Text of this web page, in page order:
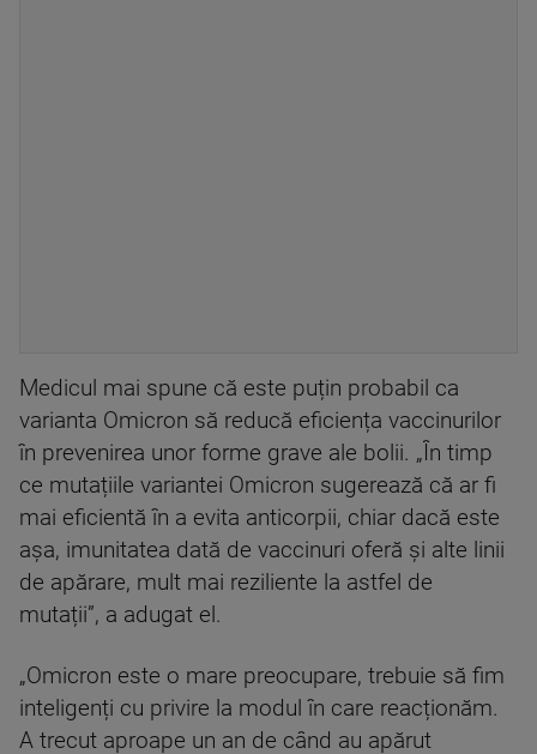
Medicul mai spune că este puțin probabil ca
varianta Omicron să reducă eficiența vaccinurilor
în prevenirea unor forme grave ale bolii. „În timp
ce mutațiile variantei Omicron sugerează că ar fi
mai eficientă în a evita anticorpii, chiar dacă este
așa, imunitatea dată de vaccinuri oferă și alte linii
de apărare, mult mai reziliente la astfel de
mutații”, a adugat el.
„Omicron este o mare preocupare, trebuie să fim
inteligenți cu privire la modul în care reacționăm.
A trecut aproape un an de când au apărut